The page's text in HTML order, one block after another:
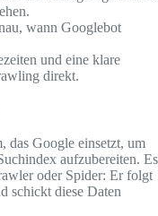
wann Googlebot
und eine klare
direkt.
das Google einsetzt, um
aufzubereiten. Es
oder Spider: Er folgt
schickt diese Daten